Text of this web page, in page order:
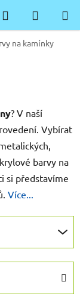
Hledat
KOŠÍK
na kamínky
? V naší
Vybírat
barvy na
si představíme
Více...